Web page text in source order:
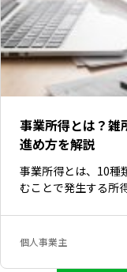
事業所得とは？雑
進め方を解説
事業所得とは、10種
むことで発生する所
個人事業主